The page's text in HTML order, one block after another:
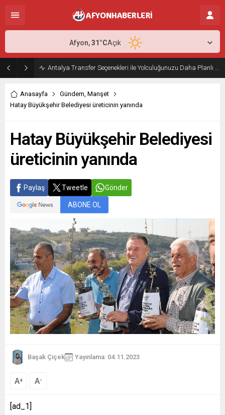
Antalya Transfer Seçenekleri ile Yolculuğunuzu Daha Planlı Hale Getirin
Afyon,31°CAçık
Anasayfa Gündem, Manşet
Hatay Büyükşehir Belediyesi üreticinin yanında
Hatay Büyükşehir Belediyesi
üreticinin yanında
Paylaş Tweetle Gönder
ABONE OL
Başak Çiçek Yayınlama: 04.11.2023
A+ A-
[ad_1]